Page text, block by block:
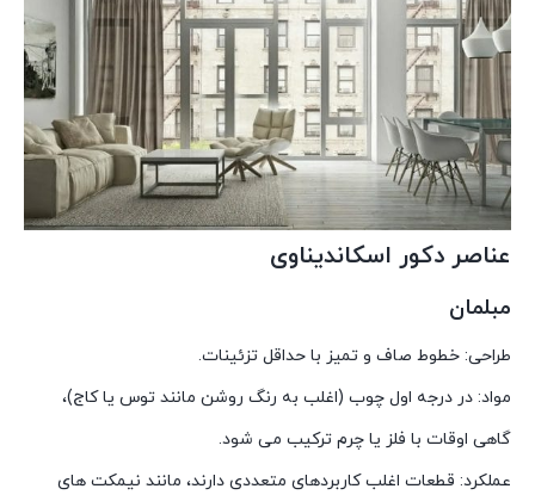
عناصر دکور اسکاندیناوی
مبلمان
طراحی: خطوط صاف و تمیز با حداقل تزئینات.
مواد: در درجه اول چوب (اغلب به رنگ روشن مانند توس یا کاج)،
گاهی اوقات با فلز یا چرم ترکیب می شود.
عملکرد: قطعات اغلب کاربردهای متعددی دارند، مانند نیمکت های